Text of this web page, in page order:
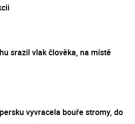
srazil vlak člověka, na místě
vyvracela bouře stromy, do